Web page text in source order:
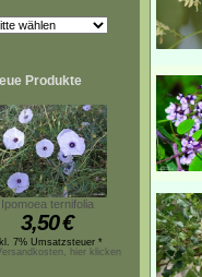
Produkte
Ipomoea ternifolia
3,50€
7% Umsatzsteuer *
hier klicken